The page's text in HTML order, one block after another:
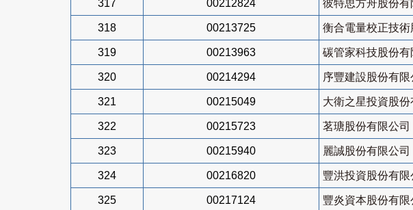
317 00212824 彼特思方舟股份有
318 00213725 衡合電量校正技術
319 00213963 碳管家科技股份有
320 00214294 序豐建設股份有限
321 00215049 大衛之星投資股份
322 00215723 茗瑭股份有限公司
323 00215940 麗誠股份有限公司
324 00216820 豐洪投資股份有限
325 00217124 豐炎資本股份有限